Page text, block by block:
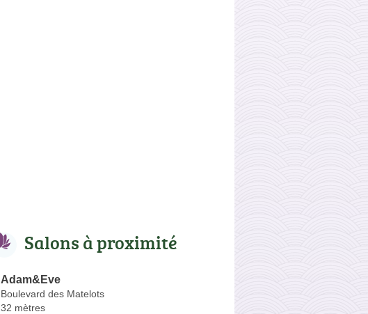
Salons à proximité
Adam&Eve
Boulevard des Matelots
32 mètres